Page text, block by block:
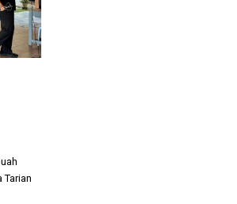
Tarian